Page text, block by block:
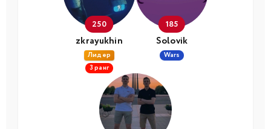
250
zkrayukhin
Лидер
3 ранг
185
Solovik
Wars